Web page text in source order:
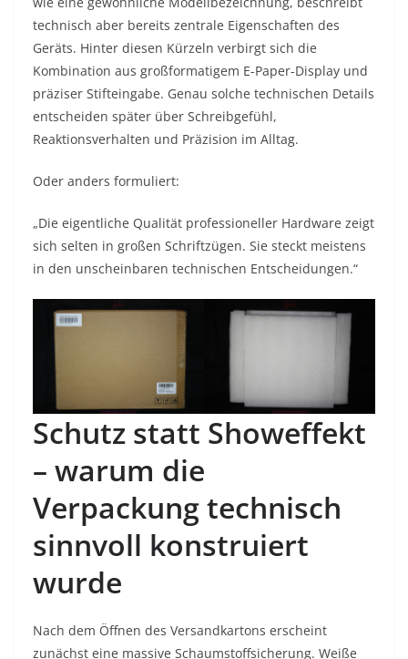
technisch aber bereits zentrale Eigenschaften des
Geräts. Hinter diesen Kürzeln verbirgt sich die
Kombination aus großformatigem E-Paper-Display und
präziser Stifteingabe. Genau solche technischen Details
entscheiden später über Schreibgefühl,
Reaktionsverhalten und Präzision im Alltag.
Oder anders formuliert:
„Die eigentliche Qualität professioneller Hardware zeigt
sich selten in großen Schriftzügen. Sie steckt meistens
in den unscheinbaren technischen Entscheidungen.“
Schutz statt Showeffekt
– warum die
Verpackung technisch
sinnvoll konstruiert
wurde
Nach dem Öffnen des Versandkartons erscheint
zunächst eine massive Schaumstoffsicherung. Weiße